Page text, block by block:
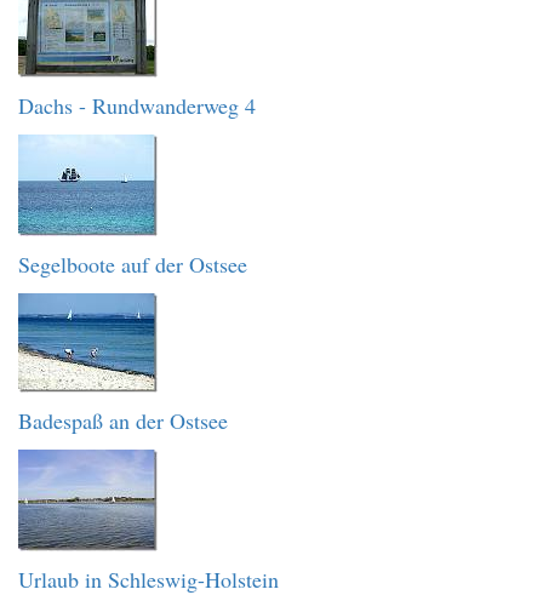
Dachs - Rundwanderweg 4
Segelboote auf der Ostsee
Badespaß an der Ostsee
Urlaub in Schleswig-Holstein